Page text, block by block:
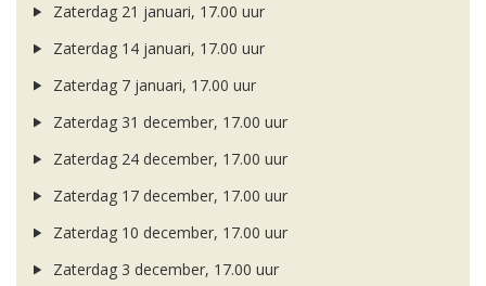
Zaterdag 21 januari, 17.00 uur
Zaterdag 14 januari, 17.00 uur
Zaterdag 7 januari, 17.00 uur
Zaterdag 31 december, 17.00 uur
Zaterdag 24 december, 17.00 uur
Zaterdag 17 december, 17.00 uur
Zaterdag 10 december, 17.00 uur
Zaterdag 3 december, 17.00 uur